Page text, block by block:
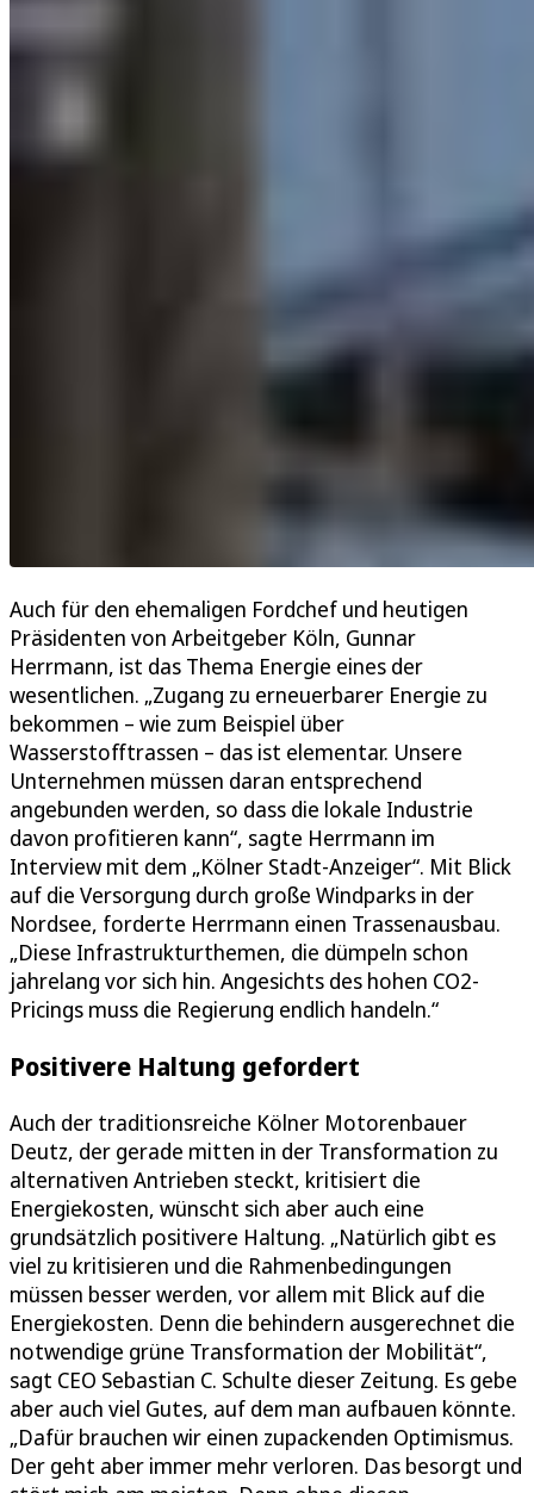
Auch für den ehemaligen Fordchef und heutigen
Präsidenten von Arbeitgeber Köln, Gunnar
Herrmann, ist das Thema Energie eines der
wesentlichen. „Zugang zu erneuerbarer Energie zu
bekommen – wie zum Beispiel über
Wasserstofftrassen – das ist elementar. Unsere
Unternehmen müssen daran entsprechend
angebunden werden, so dass die lokale Industrie
davon profitieren kann“, sagte Herrmann im
Interview mit dem „Kölner Stadt-Anzeiger“. Mit Blick
auf die Versorgung durch große Windparks in der
Nordsee, forderte Herrmann einen Trassenausbau.
„Diese Infrastrukturthemen, die dümpeln schon
jahrelang vor sich hin. Angesichts des hohen CO2-
Pricings muss die Regierung endlich handeln.“
Positivere Haltung gefordert
Auch der traditionsreiche Kölner Motorenbauer
Deutz, der gerade mitten in der Transformation zu
alternativen Antrieben steckt, kritisiert die
Energiekosten, wünscht sich aber auch eine
grundsätzlich positivere Haltung. „Natürlich gibt es
viel zu kritisieren und die Rahmenbedingungen
müssen besser werden, vor allem mit Blick auf die
Energiekosten. Denn die behindern ausgerechnet die
notwendige grüne Transformation der Mobilität“,
sagt CEO Sebastian C. Schulte dieser Zeitung. Es gebe
aber auch viel Gutes, auf dem man aufbauen könnte.
„Dafür brauchen wir einen zupackenden Optimismus.
Der geht aber immer mehr verloren. Das besorgt und